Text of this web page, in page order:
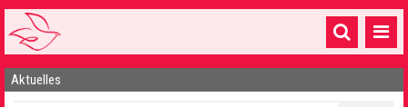
Startseite
Aktuelles